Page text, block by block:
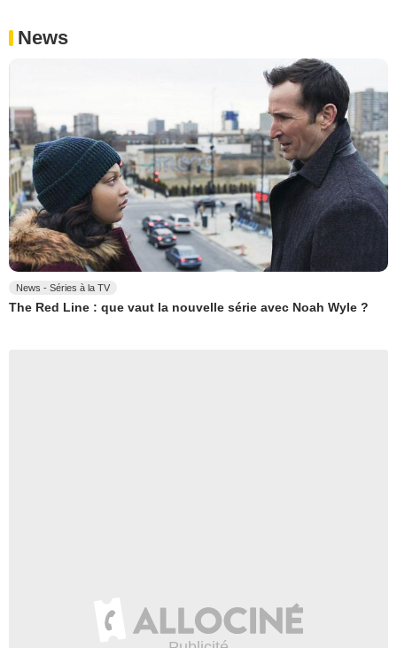
News
News - Séries à la TV
The Red Line : que vaut la nouvelle série avec Noah Wyle ?